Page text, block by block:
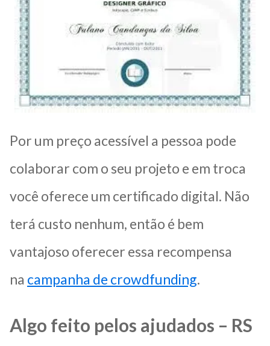
Por um preço acessível a pessoa pode
colaborar com o seu projeto e em troca
você oferece um certificado digital. Não
terá custo nenhum, então é bem
vantajoso oferecer essa recompensa
na campanha de crowdfunding.
Algo feito pelos ajudados – RS